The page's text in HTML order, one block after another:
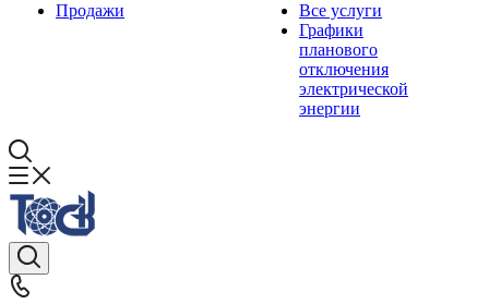
Продажи
Все услуги
Графики
планового
отключения
электрической
энергии